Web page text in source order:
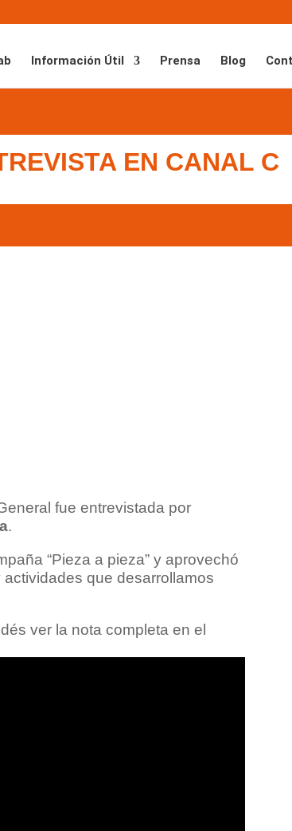
Información Útil Prensa Blog
EN CANAL C
fue entrevistada por
.
“Pieza a pieza” y aprovechó
que desarrollamos
ver la nota completa en el